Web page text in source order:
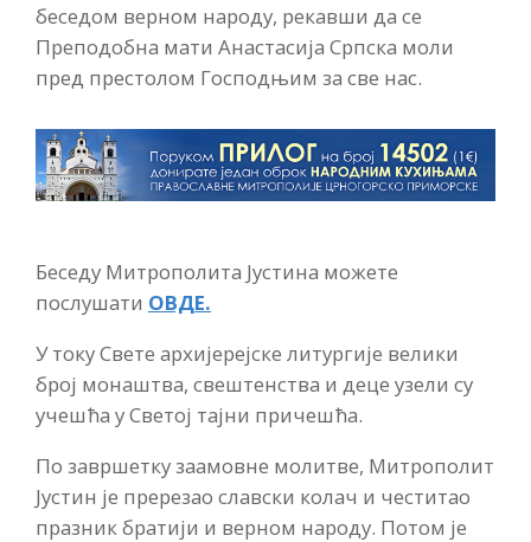
беседом верном народу, рекавши да се
Преподобна мати Анастасија Српска моли
пред престолом Господњим за све нас.
Беседу Митрополита Јустина можете
послушати ОВДЕ.
У току Свете архијерејске литургије велики
број монаштва, свештенства и деце узели су
учешћа у Светој тајни причешћа.
По завршетку заамовне молитве, Митрополит
Јустин је пререзао славски колач и честитао
празник братији и верном народу. Потом је